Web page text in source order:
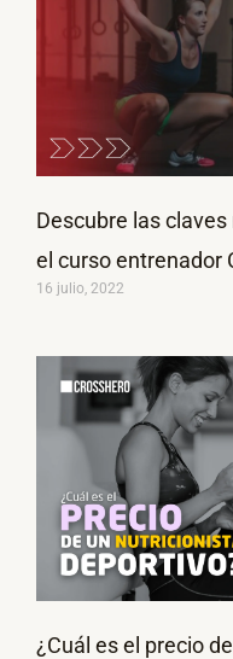
Descubre las
el curso entrenador
16 julio, 2022
¿Cuál es el precio